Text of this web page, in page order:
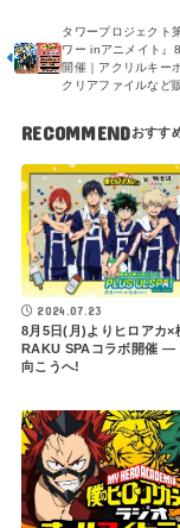
タワープロジェクト
ワー inアニメイト』
開催｜アクリルキー
クリアファイルなど
RECOMMEND
2024.07.23
8月5日(月)よりヒロアカ×
RAKU SPAコラボ開催 ―
向こうへ!